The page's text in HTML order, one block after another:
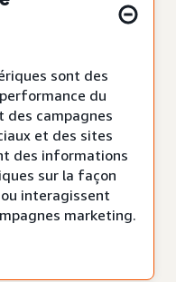
sont des
du
des campagnes
et des sites
des informations
sur la façon
interagissent
marketing.